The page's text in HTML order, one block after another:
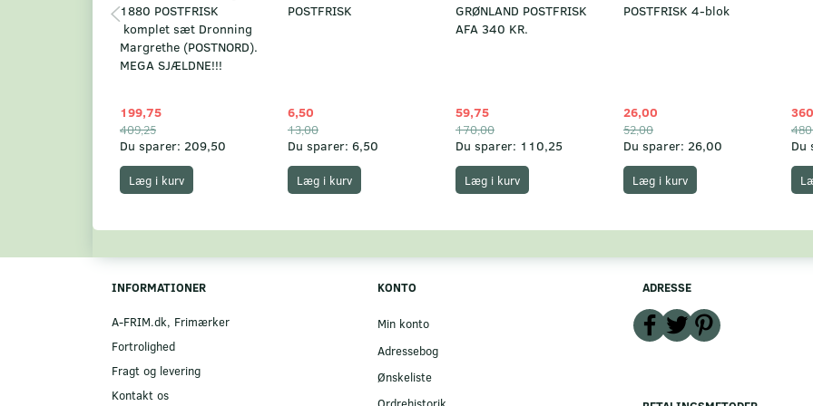
1880 POSTFRISK
komplet sæt Dronning
Margrethe (POSTNORD).
MEGA SJÆLDNE!!!
199,75
409,25
Du sparer: 209,50
Læg i kurv
POSTFRISK
6,50
13,00
Du sparer: 6,50
Læg i kurv
GRØNLAND POSTFRISK
AFA 340 KR.
59,75
170,00
Du sparer: 110,25
Læg i kurv
POSTFRISK 4-blok
26,00
52,00
Du sparer: 26,00
Læg i kurv
Du
INFORMATIONER
A-FRIM.dk, Frimærker
Fortrolighed
Fragt og levering
Kontakt os
KONTO
Min konto
Adressebog
Ønskeliste
ADRESSE